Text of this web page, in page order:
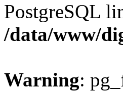
PostgreSQL
/data/www/
Warning: